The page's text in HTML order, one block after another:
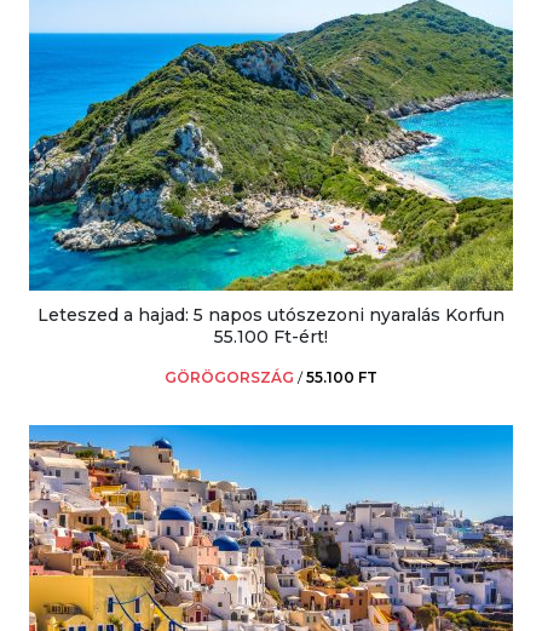
Leteszed a hajad: 5 napos utószezoni nyaralás Korfun
55.100 Ft-ért!
GÖRÖGORSZÁG /55.100 FT